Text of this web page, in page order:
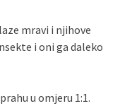
mravi i njihove
i oni ga daleko
u omjeru 1:1.